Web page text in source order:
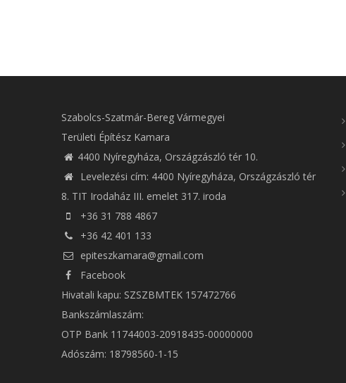
Szabolcs-Szatmár-Bereg Vármegyei
Területi Építész Kamara
4400 Nyíregyháza, Országzászló tér 10.
Levelezési cím: 4400 Nyíregyháza, Országzászló tér
8. TIT Irodaház III. emelet 317. iroda
+36 31 788 4867
+36 42 401 133
epiteszkamara@gmail.com
Facebook
Hivatali kapu: SZSZBMTEK 157472766
Bankszámlaszám:
OTP Bank 11744003-20918435-00000000
Adószám: 18798560-1-15